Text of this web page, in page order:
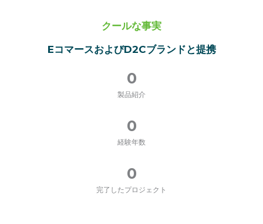
クールな事実
EコマースおよびD2Cブランドと提携
製品紹介
0
経験年数
0
完了したプロジェクト
0